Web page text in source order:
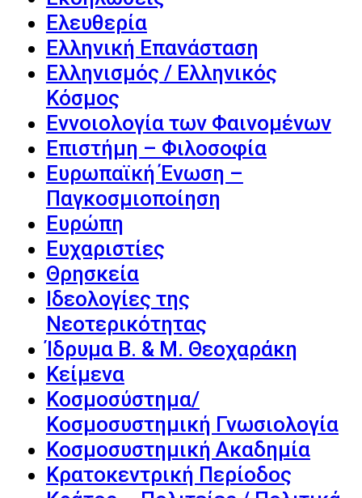
Ελευθερία
Ελληνική Επανάσταση
Ελληνισμός / Ελληνικός
Κόσμος
Εννοιολογία των Φαινομένων
Επιστήμη – Φιλοσοφία
Ευρωπαϊκή Ένωση –
Παγκοσμιοποίηση
Ευρώπη
Ευχαριστίες
Θρησκεία
Ιδεολογίες της
Νεοτερικότητας
Ίδρυμα Β. & Μ. Θεοχαράκη
Κείμενα
Κοσμοσύστημα/
Κοσμοσυστημική Γνωσιολογία
Κοσμοσυστημική Ακαδημία
Κρατοκεντρική Περίοδος